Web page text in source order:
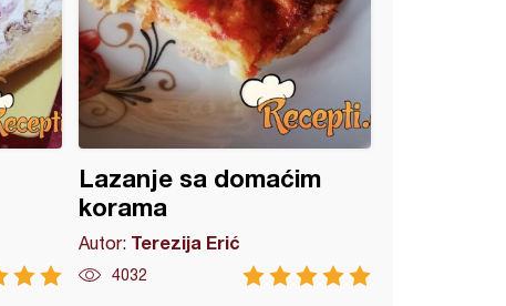
Lazanje sa domaćim
korama
Autor: Terezija Erić
4032